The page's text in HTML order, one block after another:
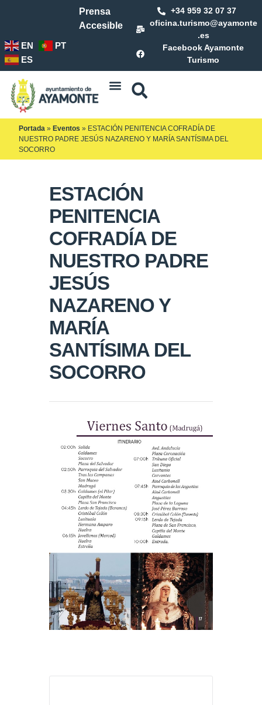
Prensa
Accesible
+34 959 32 07 37
oficina.turismo@ayamonte
.es
Facebook Ayamonte
Turismo
EN
PT
ES
Portada » Eventos » ESTACIÓN PENITENCIA COFRADÍA DE
NUESTRO PADRE JESÚS NAZARENO Y MARÍA SANTÍSIMA DEL
SOCORRO
ESTACIÓN
PENITENCIA
COFRADÍA DE
NUESTRO PADRE
JESÚS
NAZARENO Y
MARÍA
SANTÍSIMA DEL
SOCORRO